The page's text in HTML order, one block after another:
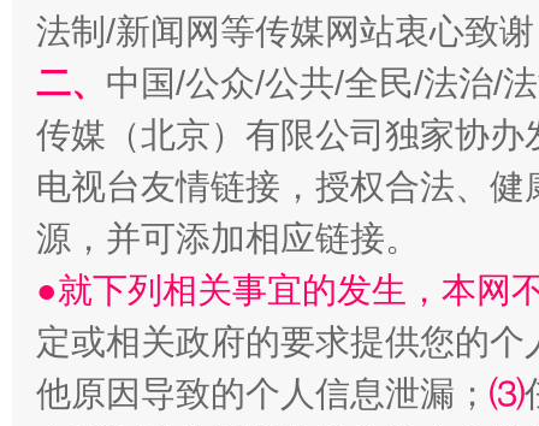
受贿1.44亿！段成刚被判无期 从幼
法制/新闻网等传媒网站衷心致
二、 中国/公众/公共/全民/法治/
传媒（北京）有限公司独家协
电视台友情链接，授权合法、
源，并可添加相应链接。
●就下列相关事宜的发生，本网
定或相关政府的要求提供您的个
他原因导致的个人信息泄漏； ⑶